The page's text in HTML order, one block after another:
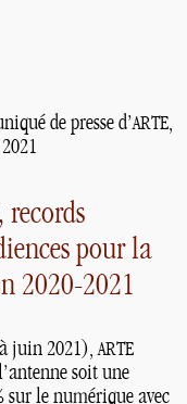
de presse d’ARTE,
, records
pour la
2020-2021
à juin 2021),ARTE
soit une
sur le numérique avec